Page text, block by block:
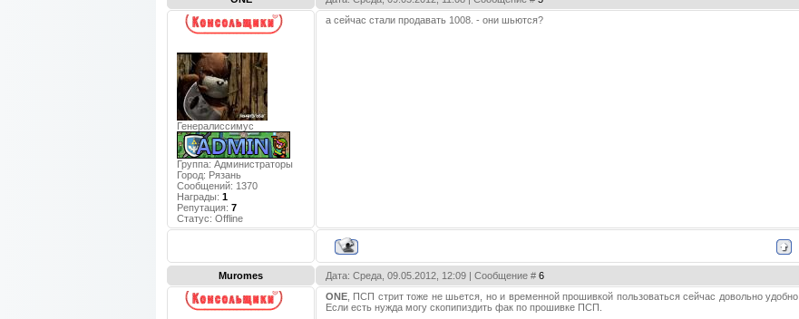
Генералиссимус
Группа: Администраторы
Город: Рязань
Сообщений: 1370
Награды: 1
Репутация: 7
Статус: Offline
а сейчас стали продавать 1008. - они шьются?
Muromes Дата: Среда, 09.05.2012, 12:09 | Сообщение # 6
ONE , ПСП стрит тоже не шьется, но и временной прошивкой пользоваться сейчас довольно удобно.
Если есть нужда могу скопипиздить фак по прошивке ПСП.